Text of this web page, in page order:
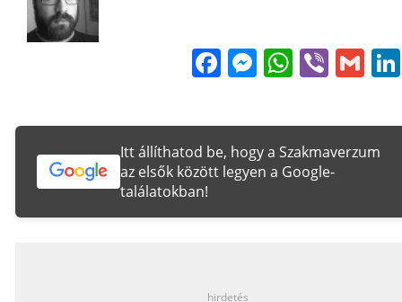
FacebookViber
Itt állíthatod be, hogy a Szakmaverzum
az elsők között legyen a Google-
találatokban!
hirdetés